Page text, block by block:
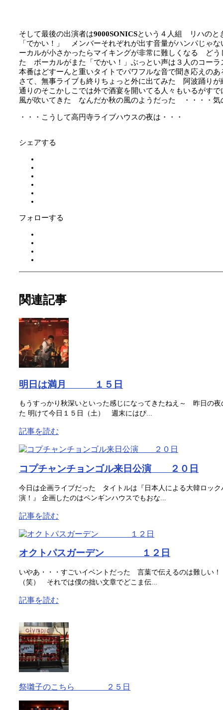
そして最後の出演者は9000SONICSという４人組 リハのと
「でかい！」 メンバーそれぞれが出す音量がハンパじゃ
ーカルが小さかったらマイキングが非常に難しくなる ど
た ボーカルがまた「でかい！」ぶっとい声は３人のコー
本番はどすーんと重いタイトでパワフルな音で聞き応えの
さて、無事ライブも終りちょっと外に出てみた 阿波踊り
通りのそこかしこでは外で酒宴を開いてる人々もいるがす
風が吹いてきた なんだか秋の風のようだった ・・・・気
・・・こうして高円寺ライブハウスの夜は・・・
シェアする
フォローする
関連記事
明日は満月 １５日
もうすっかり秋深いといった感じになってきたねえ～ 昨日の
た 明けて今日１５日（土） 週末にはぴ...
記事を読む
コプチャンチョンゴル来日公演 ２０日
今日は企画ライブだった タイトルは『日本人による大韓ロッ
演！』 企画したのはペンギンハウスでもおな...
記事を読む
オクトパスガーデン １２日
いやあ・・・すごいイベントだった 言葉で伝えるのは難しい
（笑） それでは僕の拙い文章でどこま伝...
記事を読む
祭囃子のこちら ２５日